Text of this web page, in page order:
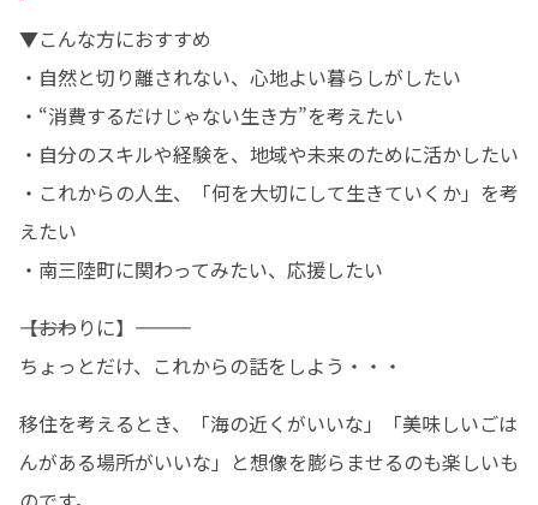
▼こんな方におすすめ
・自然と切り離されない、心地よい暮らしがしたい
・“消費するだけじゃない生き方”を考えたい
・自分のスキルや経験を、地域や未来のために活かしたい
・これからの人生、「何を大切にして生きていくか」を考
えたい
・南三陸町に関わってみたい、応援したい
――――――【おわりに】――――――
ちょっとだけ、これからの話をしよう・・・
移住を考えるとき、「海の近くがいいな」「美味しいごは
んがある場所がいいな」と想像を膨らませるのも楽しいも